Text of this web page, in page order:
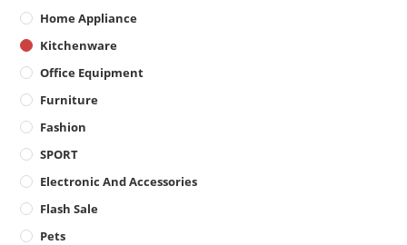
Home Appliance
Kitchenware
Office Equipment
Furniture
Fashion
SPORT
Electronic And Accessories
Flash Sale
Pets